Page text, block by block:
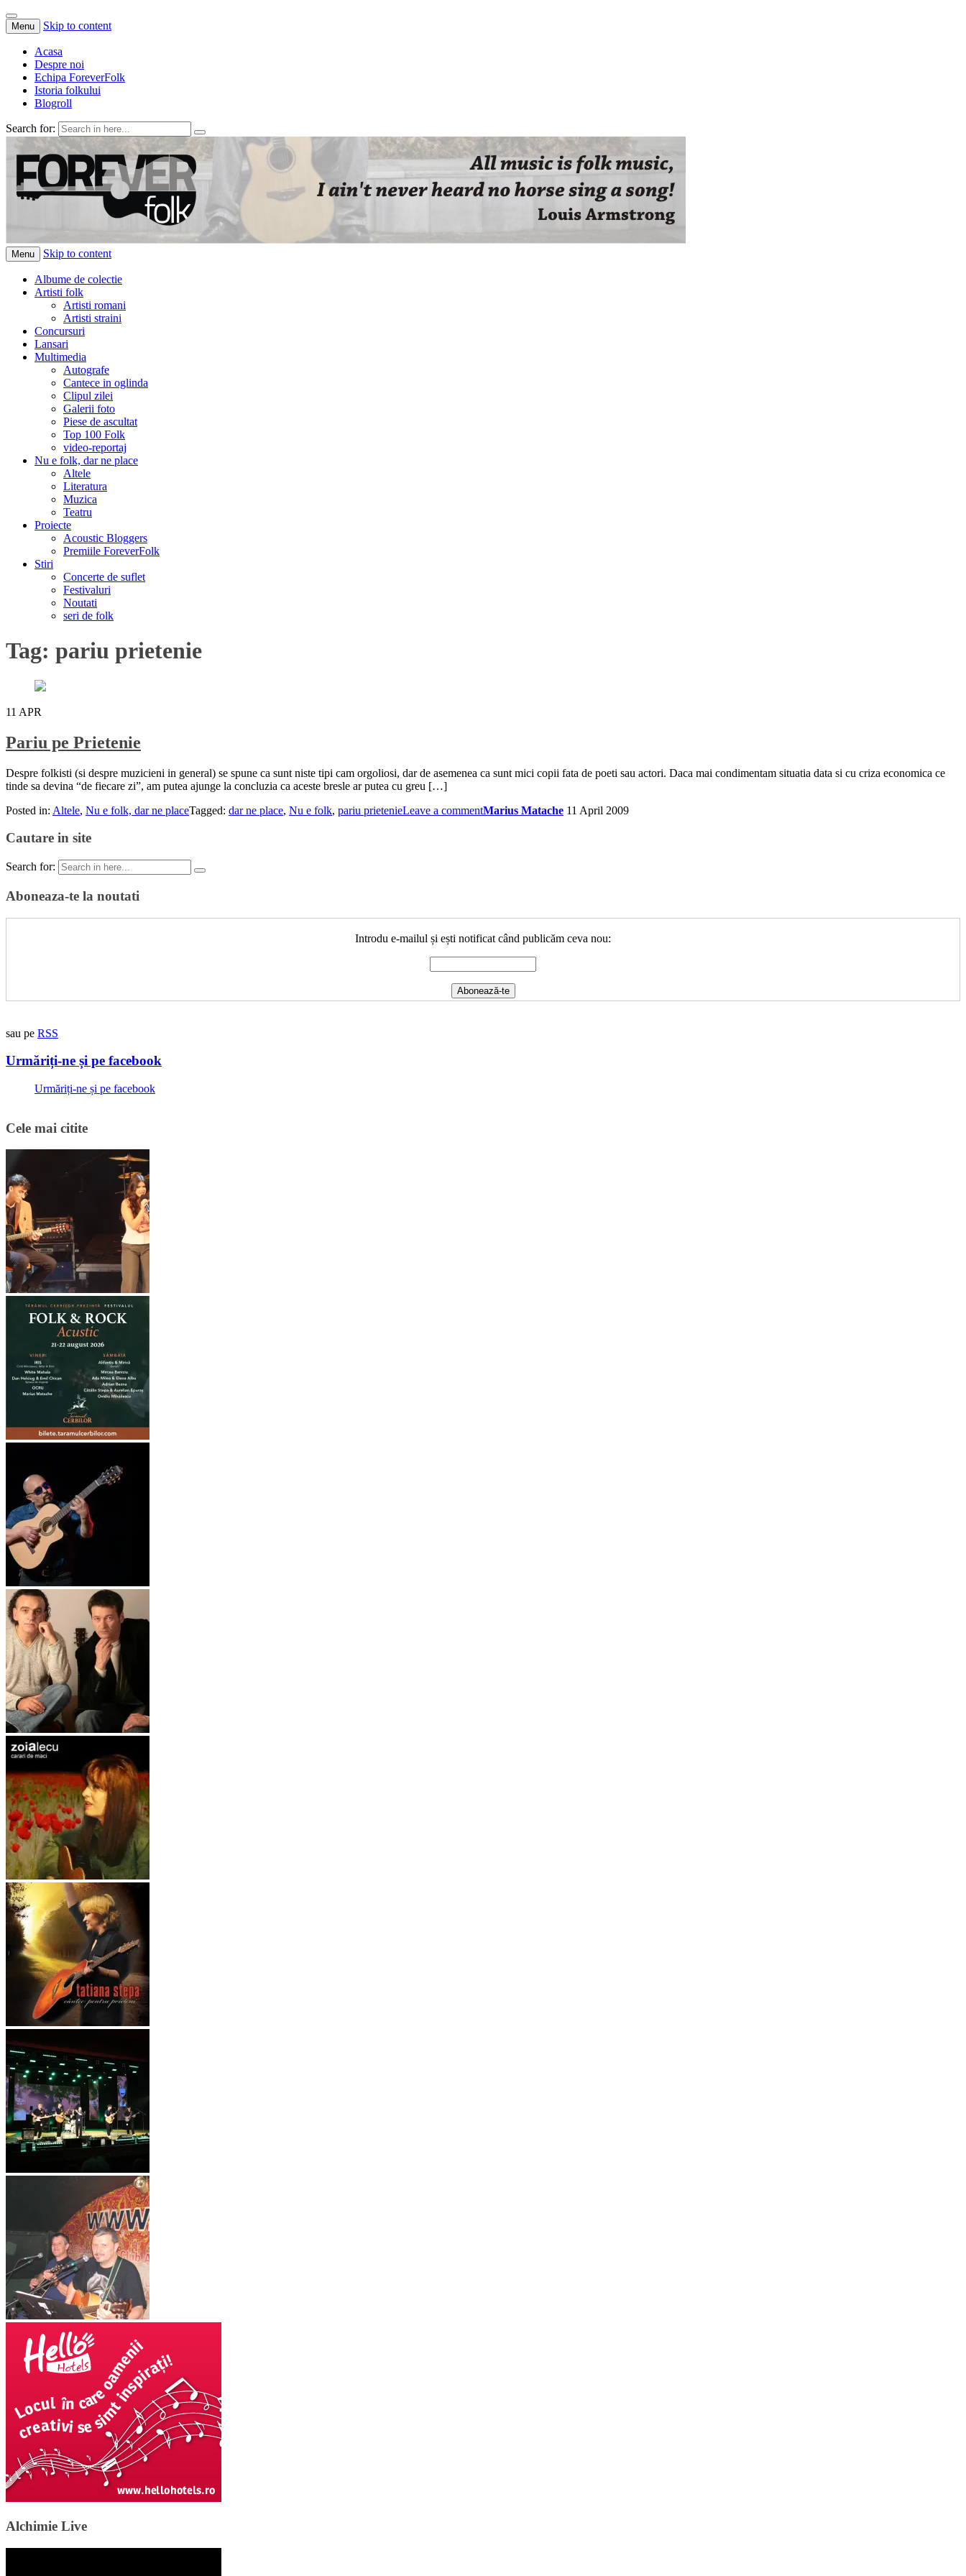
Menu Skip to content
Acasa
Despre noi
Echipa ForeverFolk
Istoria folkului
Blogroll
Search for:
ForeverFolk
Muzica sufletului tau
Menu Skip to content
Albume de colectie
Artisti folk
Artisti romani
Artisti straini
Concursuri
Lansari
Multimedia
Autografe
Cantece in oglinda
Clipul zilei
Galerii foto
Piese de ascultat
Top 100 Folk
video-reportaj
Nu e folk, dar ne place
Altele
Literatura
Muzica
Teatru
Proiecte
Acoustic Bloggers
Premiile ForeverFolk
Stiri
Concerte de suflet
Festivaluri
Noutati
seri de folk
Tag: pariu prietenie
11 APR
Pariu pe Prietenie
Despre folkisti (si despre muzicieni in general) se spune ca sunt niste tipi cam orgoliosi, dar de asemenea ca sunt mici copii fata de poeti sau actori. Daca mai condimentam situatia data si cu criza economica ce
tinde sa devina “de fiecare zi”, am putea ajunge la concluzia ca aceste bresle ar putea cu greu […]
Posted in: Altele, Nu e folk, dar ne placeTagged: dar ne place, Nu e folk, pariu prietenieLeave a commentMarius Matache 11 April 2009
Cautare in site
Search for:
Aboneaza-te la noutati
Introdu e-mailul și ești notificat când publicăm ceva nou:
sau pe RSS
Urmăriți-ne și pe facebook
Urmăriți-ne și pe facebook
Cele mai citite
Alchimie Live